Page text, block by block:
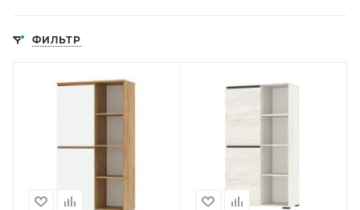
ФИЛЬТР